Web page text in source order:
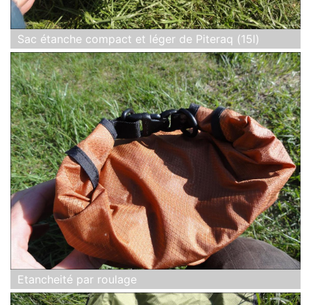
Sac étanche compact et léger de Piteraq (15l)
Etancheité par roulage